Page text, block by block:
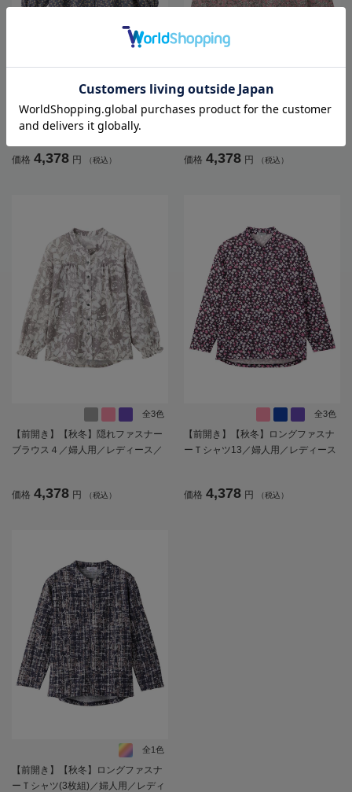
起毛隠れファスナーブラウス／婦人
用／レディース／高齢者／シニア／
後ろ長め／名前記入欄付／のびのび
／ゆったり／おしゃれ／ギフト／プ
価格 4,378 円 （税込）
【あったか】【ゆったり】裏起毛ロ
ングファスナーＴシャツ／婦人用／
長め／名前が書ける／名前記入欄付
／洗濯機OK／前ポケット／おしゃれ
価格 4,378 円 （税込）
全3色
【前開き】【秋冬】隠れファスナー
ブラウス４／婦人用／レディース／
フト【CF】
価格 4,378 円 （税込）
全3色
【前開き】【秋冬】ロングファスナ
ーＴシャツ13／婦人用／レディース
入欄付／ギフト／プレゼント【CF】
価格 4,378 円 （税込）
全1色
【前開き】【秋冬】ロングファスナ
ーＴシャツ(3枚組)／婦人用／レディ